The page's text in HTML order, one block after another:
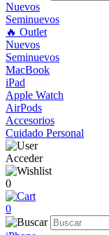
Nuevos
Seminuevos
🔥 Outlet
Nuevos
Seminuevos
MacBook
iPad
Apple Watch
AirPods
Accesorios
Cuidado Personal
Acceder
0
0